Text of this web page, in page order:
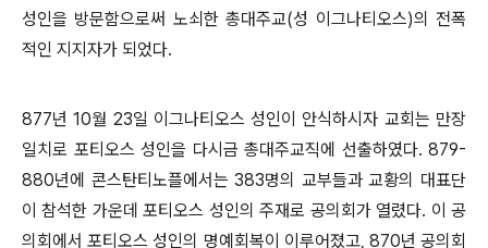
성인을 방문함으로써 노쇠한 총대주교(성 이그나티오스)의 전폭
적인 지지자가 되었다.
877년 10월 23일 이그나티오스 성인이 안식하시자 교회는 만장
일치로 포티오스 성인을 다시금 총대주교직에 선출하였다. 879-
880년에 콘스탄티노플에서는 383명의 교부들과 교황의 대표단
이 참석한 가운데 포티오스 성인의 주재로 공의회가 열렸다. 이 공
의회에서 포티오스 성인의 명예회복이 이루어졌고, 870년 공의회